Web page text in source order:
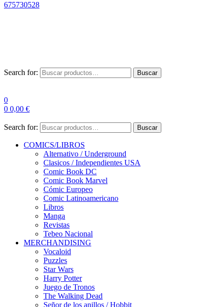
675730528
Search for: Buscar
0
0 0,00 €
Search for: Buscar
COMICS/LIBROS
Alternativo / Underground
Clasicos / Independientes USA
Comic Book DC
Comic Book Marvel
Cómic Europeo
Comic Latinoamericano
Libros
Manga
Revistas
Tebeo Nacional
MERCHANDISING
Vocaloid
Puzzles
Star Wars
Harry Potter
Juego de Tronos
The Walking Dead
Señor de los anillos / Hobbit